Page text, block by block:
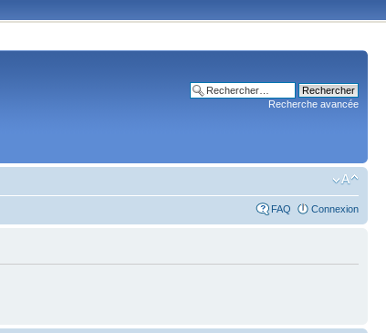
Recherche avancée
FAQ Connexion